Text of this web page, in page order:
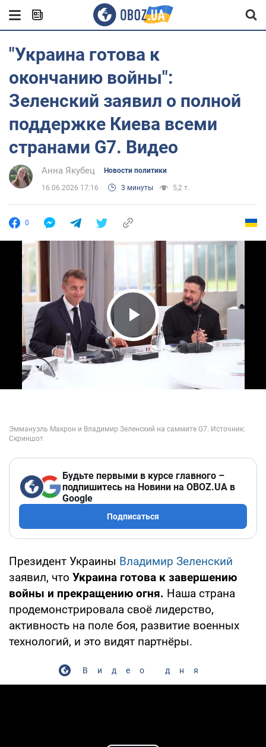
"Украина готова к
окончанию войны":
Зеленский заявил о полной
поддержке Киева всеми
странами G7. Видео
Анна Якубец Новости политики
16.06.2026 17:16 3 минуты 5,2 т.
0
Play Video
Будьте первыми в курсе главного –
подпишитесь на Новини на OBOZ.UA в
Google
Подписаться
Президент Украины Владимир Зеленский
заявил, что Украина готова к завершению
войны и прекращению огня. Наша страна
продемонстрировала своё лидерство,
активность на поле боя, развитие военных
технологий, и это видят партнёры.
Видео дня